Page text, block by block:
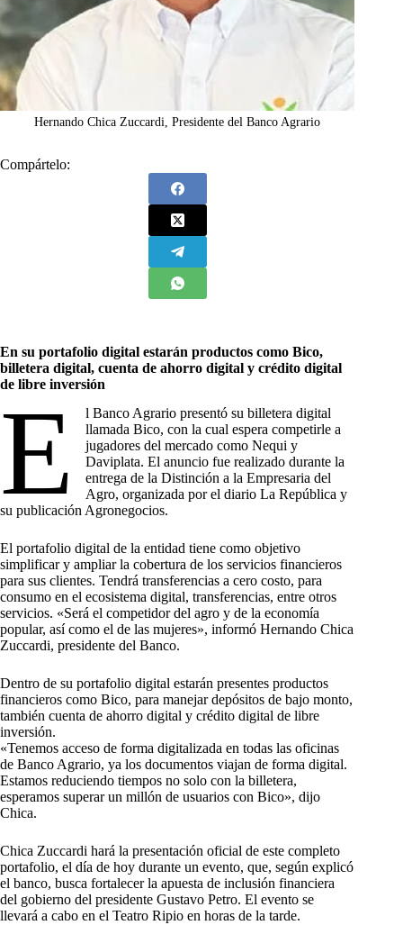
Hernando Chica Zuccardi, Presidente del Banco Agrario
Compártelo:
En su portafolio digital estarán productos como Bico,
billetera digital, cuenta de ahorro digital y crédito digital
de libre inversión
E
l Banco Agrario presentó su billetera digital
llamada Bico, con la cual espera competirle a
jugadores del mercado como Nequi y
Daviplata. El anuncio fue realizado durante la
entrega de la Distinción a la Empresaria del
Agro, organizada por el diario La República y
su publicación Agronegocios.
El portafolio digital de la entidad tiene como objetivo
simplificar y ampliar la cobertura de los servicios financieros
para sus clientes. Tendrá transferencias a cero costo, para
consumo en el ecosistema digital, transferencias, entre otros
servicios. «Será el competidor del agro y de la economía
popular, así como el de las mujeres», informó Hernando Chica
Zuccardi, presidente del Banco.
Dentro de su portafolio digital estarán presentes productos
financieros como Bico, para manejar depósitos de bajo monto,
también cuenta de ahorro digital y crédito digital de libre
inversión.
«Tenemos acceso de forma digitalizada en todas las oficinas
de Banco Agrario, ya los documentos viajan de forma digital.
Estamos reduciendo tiempos no solo con la billetera,
esperamos superar un millón de usuarios con Bico», dijo
Chica.
Chica Zuccardi hará la presentación oficial de este completo
portafolio, el día de hoy durante un evento, que, según explicó
el banco, busca fortalecer la apuesta de inclusión financiera
del gobierno del presidente Gustavo Petro. El evento se
llevará a cabo en el Teatro Ripio en horas de la tarde.